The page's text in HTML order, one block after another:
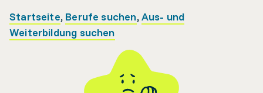
Startseite, Berufe suchen,Aus- und
Weiterbildung suchen